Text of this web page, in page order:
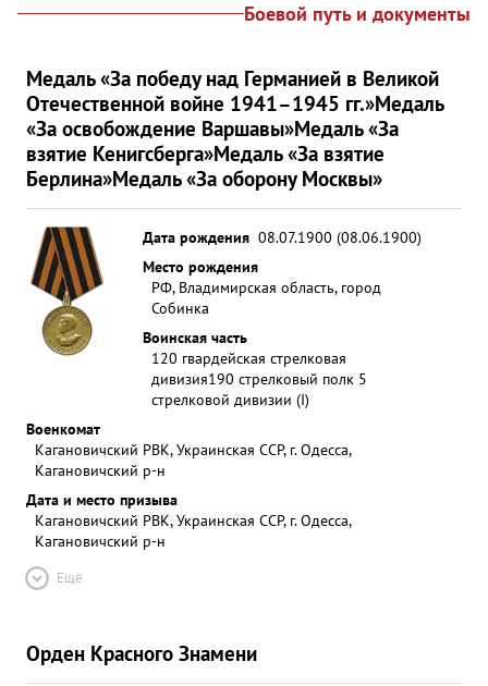
Боевой путь и документы
Медаль «За победу над Германией в Великой
Отечественной войне 1941–1945 гг.»Медаль
«За освобождение Варшавы»Медаль «За
взятие Кенигсберга»Медаль «За взятие
Берлина»Медаль «За оборону Москвы»
Дата рождения 08.07.1900 (08.06.1900)
Место рождения
РФ, Владимирская область, город
Собинка
Воинская часть
120 гвардейская стрелковая
дивизия190 стрелковый полк 5
стрелковой дивизии (I)
Военкомат
Кагановичский РВК, Украинская ССР, г. Одесса,
Кагановичский р-н
Дата и место призыва
Кагановичский РВК, Украинская ССР, г. Одесса,
Кагановичский р-н
Ещё
Орден Красного Знамени